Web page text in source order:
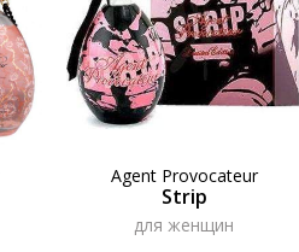
Agent Provocateur
Strip
для женщин